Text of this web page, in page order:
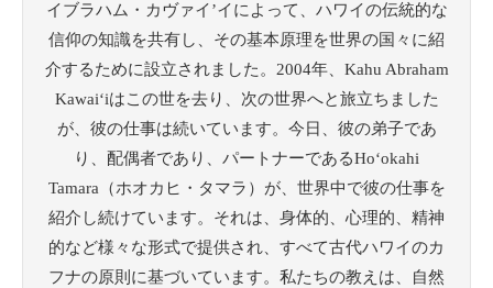
イブラハム・カヴァイ’イによって、ハワイの伝統的な
信仰の知識を共有し、その基本原理を世界の国々に紹
介するために設立されました。2004年、Kahu Abraham
Kawaiʻiはこの世を去り、次の世界へと旅立ちました
が、彼の仕事は続いています。今日、彼の弟子であ
り、配偶者であり、パートナーであるHoʻokahi
Tamara（ホオカヒ・タマラ）が、世界中で彼の仕事を
紹介し続けています。それは、身体的、心理的、精神
的など様々な形式で提供され、すべて古代ハワイのカ
フナの原則に基づいています。私たちの教えは、自然